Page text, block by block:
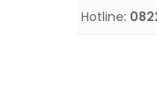
Hotline: